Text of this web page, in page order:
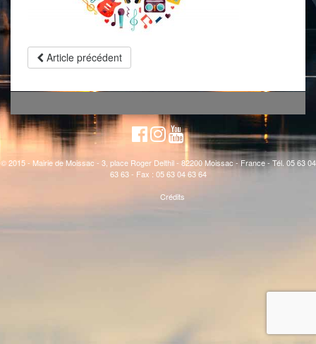
Article précédent
© 2015 - Mairie de Moissac - 3, place Roger Delthil - 82200 Moissac - France - Tél. 05 63 04
63 63 - Fax : 05 63 04 63 64
Crédits